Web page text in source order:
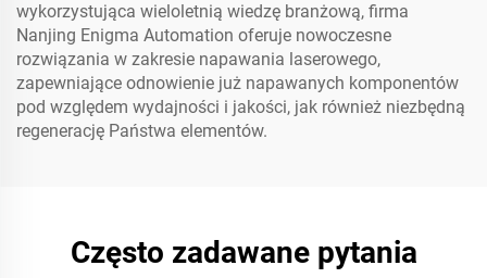
wykorzystująca wieloletnią wiedzę branżową, firma
Nanjing Enigma Automation oferuje nowoczesne
rozwiązania w zakresie napawania laserowego,
zapewniające odnowienie już napawanych komponentów
pod względem wydajności i jakości, jak również niezbędną
regenerację Państwa elementów.
Często zadawane pytania